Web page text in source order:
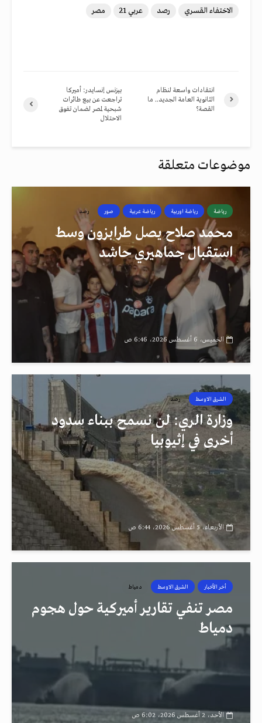
الاختفاء القسري رصد عربي 21 مصر
بيزنس إنسايدر: أميركا
تراجعت عن بيع طائرات
شبحية لمصر لضمان تفوق
الاحتلال
انتقادات واسعة لنظام
الثانوية العامة الجديد.. ما
القصة؟
موضوعات متعلقة
رياضة رياضة اوربية رياضة عربية صور رصد
محمد صلاح يصل طرابزون وسط
استقبال جماهيري حاشد
الخميس، 6 أغسطس 2026، 6:46 ص
الشرق الاوسط رصد
وزارة الري: لن نسمح ببناء سدود
أخرى في إثيوبيا
الأربعاء، 5 أغسطس 2026، 6:44 ص
أخر الأخبار الشرق الاوسط دمياط
مصر تنفي تقارير أميركية حول هجوم
دمياط
الأحد، 2 أغسطس 2026، 6:02 ص